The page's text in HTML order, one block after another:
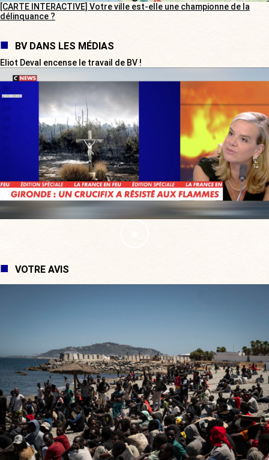
[CARTE INTERACTIVE] Votre ville est-elle une championne de la
délinquance ?
BV DANS LES MÉDIAS
Eliot Deval encense le travail de BV !
VOTRE AVIS